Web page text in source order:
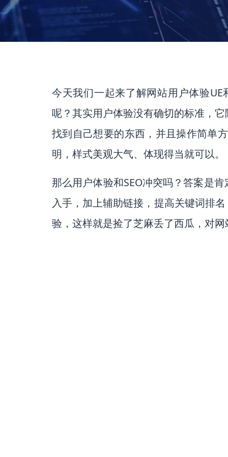
今天我们一起来了解网站用户体验
呢？其实用户体验没有确切的标准，
找到自己想要的东西，并且操作简单
明，样式美观大气、体现得当就可以。
那么用户体验和SEO冲突吗？答案是
入手，加上辅助链接，提高关键词排
验，这样就是捡了芝麻丢了西瓜，对